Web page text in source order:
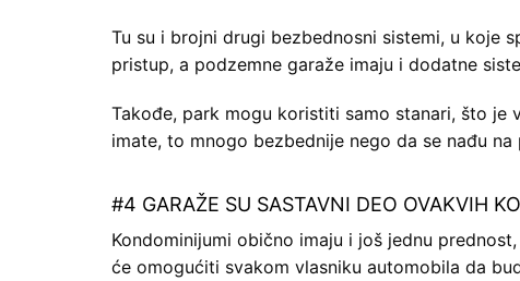
Tu su i brojni drugi bezbednosni sistemi, u koje
pristup, a podzemne garaže imaju i dodatne
Takođe, park mogu koristiti samo stanari, što je
imate, to mnogo bezbednije nego da se nađu
#4 GARAŽE SU SASTAVNI DEO OVAKVIH
Kondominijumi obično imaju i još jednu
će omogućiti svakom vlasniku automobila da